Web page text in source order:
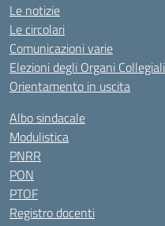
Le notizie
Le circolari
Comunicazioni varie
Elezioni degli Organi Collegiali
Orientamento in uscita
Albo sindacale
Modulistica
PNRR
PON
PTOF
Registro docenti